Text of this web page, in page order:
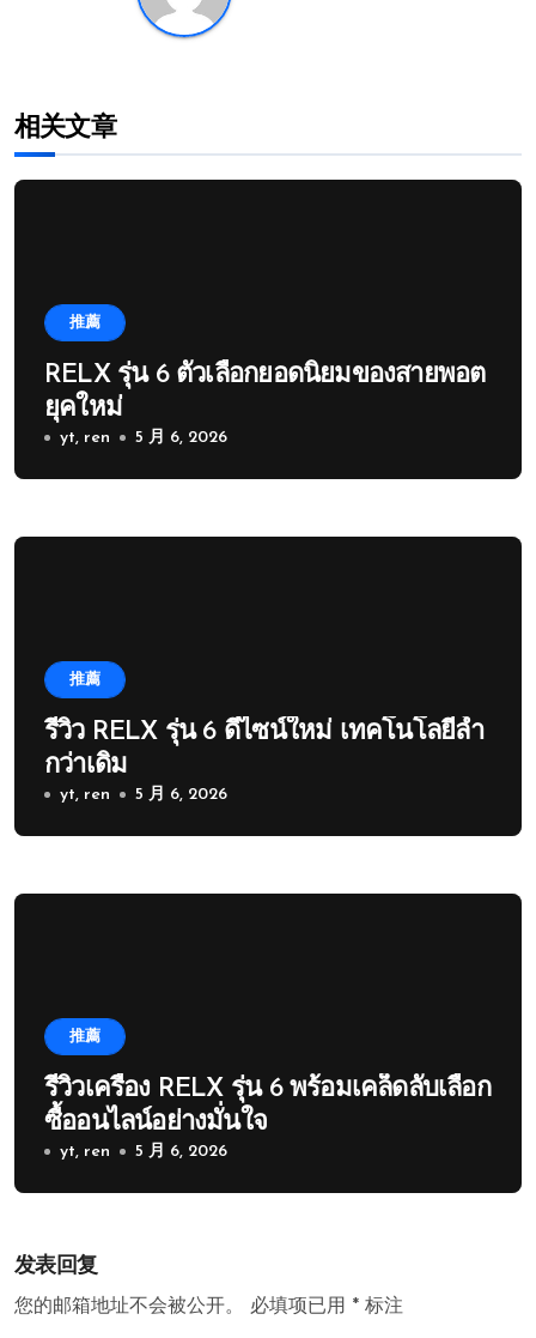
相关文章
推薦
RELX รุ่น 6 ตัวเลือกยอดนิยมของสายพอต
ยุคใหม่
yt, ren 5 月 6, 2026
推薦
รีวิว RELX รุ่น 6 ดีไซน์ใหม่ เทคโนโลยีล้ำ
กว่าเดิม
yt, ren 5 月 6, 2026
推薦
รีวิวเครื่อง RELX รุ่น 6 พร้อมเคล็ดลับเลือก
ซื้ออนไลน์อย่างมั่นใจ
yt, ren 5 月 6, 2026
发表回复
您的邮箱地址不会被公开。 必填项已用 * 标注